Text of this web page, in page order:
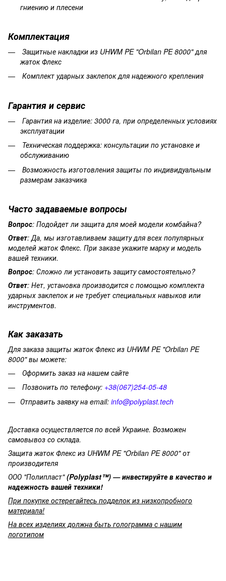
гниению и плесени
Комплектация
Защитные накладки из UHWM PE "Orbilan PE 8000" для
жаток Флекс
Комплект ударных заклепок для надежного крепления
Гарантияисервис
Гарантия на изделие: 3000 га, при определенных условиях
эксплуатации
Техническая поддержка: консультации по установке и
обслуживанию
Возможность изготовления защиты по индивидуальным
размерам заказчика
Частозадаваемыевопросы
Вопрос: Подойдетли защитадля моей модели комбайна?
Ответ: Да, мы изготавливаем защиту для всех популярных
моделей жаток Флекс. При заказе укажите марку и модель
вашей техники.
Вопрос: Сложноли установить защитусамостоятельно?
Ответ: Нет, установка производится с помощью комплекта
ударных заклепоки не требует специальных навыков или
инструментов.
Как заказать
Для заказа защиты жаток Флекс из UHWM PE "Orbilan PE
8000" вы можете:
Оформить заказ на нашем сайте
Позвонить по телефону: +38(067)254-05-48
Отправить заявку на email: info@polyplast.tech
Доставка осуществляется по всей Украине. Возможен
самовывоз со склада.
Защита жаток Флекс из UHWM PE "Orbilan PE 8000"от
производителя
ООО "Полипласт" (Polyplast™) — инвестируйте в качество и
надежность вашей техники!
При покупке остерегайтесь подделок из низкопробного
материала!
На всех изделиях должна быть голограмма с нашим
логотипом